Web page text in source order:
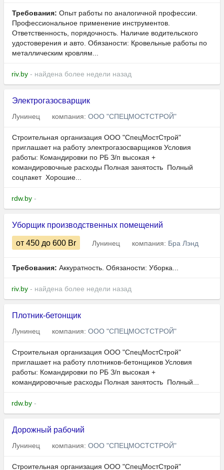
Требования: Опыт работы по аналогичной профессии.
Профессиональное применение инструментов.
Ответственность, порядочность. Наличие водительского
удостоверения и авто. Обязаности: Кровельные работы по
металлическим кровлям...
riv.by - найдена более недели назад
Электрогазосварщик
Лунинец компания: ООО "СПЕЦМОСТСТРОЙ"
Строительная организация ООО "СпецМостСтрой"
приглашает на работу электрогазосварщиков Условия
работы: Командировки по РБ З/п высокая +
командировочные расходы Полная занятость Полный
соцпакет Хорошие...
rdw.by -
Уборщик производственных помещений
от 450 до 600 Br Лунинец компания: Бра Лэнд
Требования: Аккуратность. Обязаности: Уборка...
riv.by - найдена более недели назад
Плотник-бетонщик
Лунинец компания: ООО "СПЕЦМОСТСТРОЙ"
Строительная организация ООО "СпецМостСтрой"
приглашает на работу плотников-бетонщиков Условия
работы: Командировки по РБ З/п высокая +
командировочные расходы Полная занятость Полный...
rdw.by -
Дорожный рабочий
Лунинец компания: ООО "СПЕЦМОСТСТРОЙ"
Строительная организация ООО "СпецМостСтрой"